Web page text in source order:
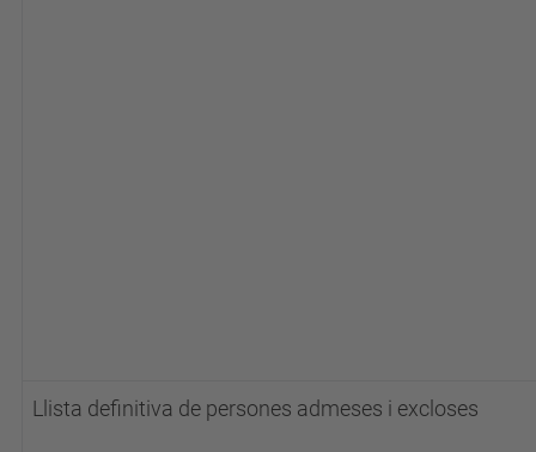
Llista definitiva de persones admeses i excloses